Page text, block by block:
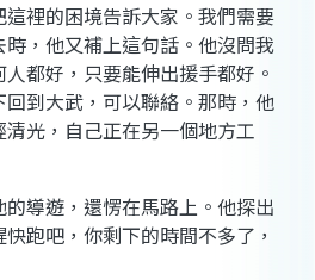
裡的困境告訴大家。我們需要
，他又補上這句話。他沒問我
都好，只要能伸出援手都好。
到大武，可以聯絡。那時，他
光，自己正在另一個地方工
導遊 ，還愣在馬路上。他探出
跑吧，你剩下的時間不多了，